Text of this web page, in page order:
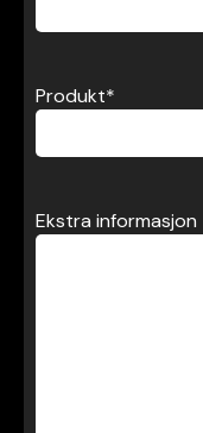
Produkt*
Ekstra informasjon